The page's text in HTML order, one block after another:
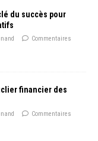
du succès pour
Commentaires
financier des
Commentaires